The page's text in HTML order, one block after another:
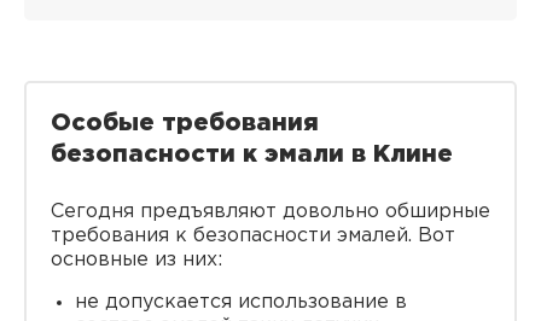
Особые требования
безопасности к эмали в Клине
Сегодня предъявляют довольно обширные
требования к безопасности эмалей. Вот
основные из них:
не допускается использование в